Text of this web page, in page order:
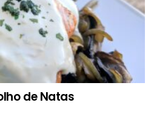
de Natas